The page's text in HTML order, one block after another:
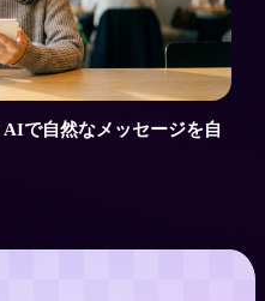
で自然なメッセージを自